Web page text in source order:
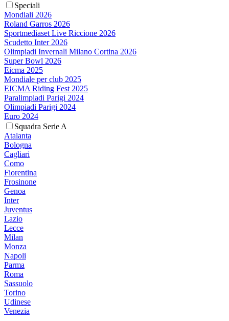
Speciali
Mondiali 2026
Roland Garros 2026
Sportmediaset Live Riccione 2026
Scudetto Inter 2026
Olimpiadi Invernali Milano Cortina 2026
Super Bowl 2026
Eicma 2025
Mondiale per club 2025
EICMA Riding Fest 2025
Paralimpiadi Parigi 2024
Olimpiadi Parigi 2024
Euro 2024
Squadra Serie A
Atalanta
Bologna
Cagliari
Como
Fiorentina
Frosinone
Genoa
Inter
Juventus
Lazio
Lecce
Milan
Monza
Napoli
Parma
Roma
Sassuolo
Torino
Udinese
Venezia